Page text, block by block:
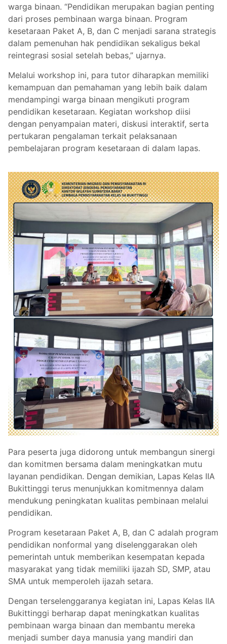
warga binaan. “Pendidikan merupakan bagian penting
dari proses pembinaan warga binaan. Program
kesetaraan Paket A, B, dan C menjadi sarana strategis
dalam pemenuhan hak pendidikan sekaligus bekal
reintegrasi sosial setelah bebas,” ujarnya.
Melalui workshop ini, para tutor diharapkan memiliki
kemampuan dan pemahaman yang lebih baik dalam
mendampingi warga binaan mengikuti program
pendidikan kesetaraan. Kegiatan workshop diisi
dengan penyampaian materi, diskusi interaktif, serta
pertukaran pengalaman terkait pelaksanaan
pembelajaran program kesetaraan di dalam lapas.
Para peserta juga didorong untuk membangun sinergi
dan komitmen bersama dalam meningkatkan mutu
layanan pendidikan. Dengan demikian, Lapas Kelas IIA
Bukittinggi terus menunjukkan komitmennya dalam
mendukung peningkatan kualitas pembinaan melalui
pendidikan.
Program kesetaraan Paket A, B, dan C adalah program
pendidikan nonformal yang diselenggarakan oleh
pemerintah untuk memberikan kesempatan kepada
masyarakat yang tidak memiliki ijazah SD, SMP, atau
SMA untuk memperoleh ijazah setara.
Dengan terselenggaranya kegiatan ini, Lapas Kelas IIA
Bukittinggi berharap dapat meningkatkan kualitas
pembinaan warga binaan dan membantu mereka
menjadi sumber daya manusia yang mandiri dan